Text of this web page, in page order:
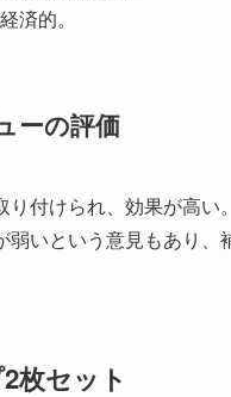
済的。
ーの評価
り付けられ、効果が高い。
弱いという意見もあり、
枚セット